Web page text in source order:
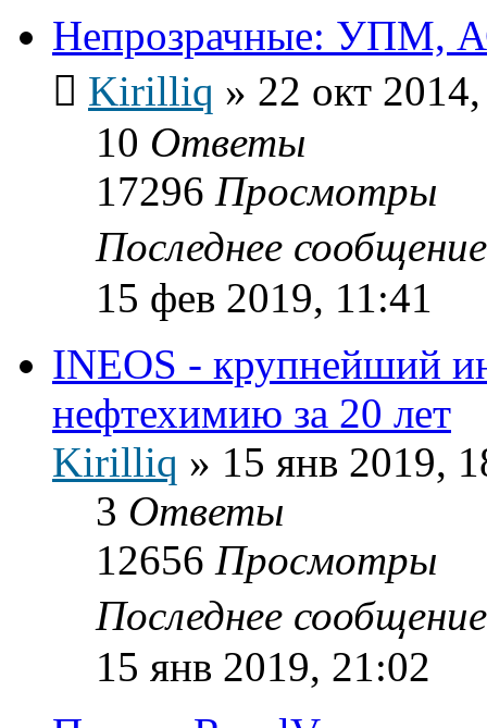
Непрозрачные: УПМ,
Kirilliq » 22 окт
10 Ответы
17296 Просмотры
Последнее
15 фев 2019, 11:41
INEOS - крупнейший
нефтехимию за 20 лет
Kirilliq » 15 янв 2019,
3 Ответы
12656 Просмотры
Последнее
15 янв 2019, 21:02